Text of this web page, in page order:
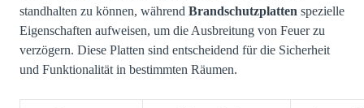
standhalten zu können, während Brandschutzplatten spezielle
Eigenschaften aufweisen, um die Ausbreitung von Feuer zu
verzögern. Diese Platten sind entscheidend für die Sicherheit
und Funktionalität in bestimmten Räumen.